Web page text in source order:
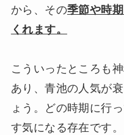
から、その季節や時
くれます。
こういったところも
あり、青池の人気が
ょう。どの時期に行
す気になる存在です。